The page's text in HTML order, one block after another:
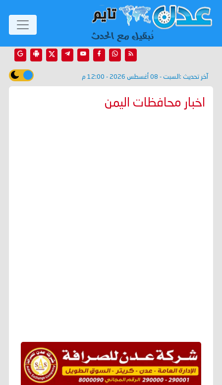
آخر تحديث : السبت - 08 أغسطس 2026 - 12:00 م
اخبار محافظات اليمن